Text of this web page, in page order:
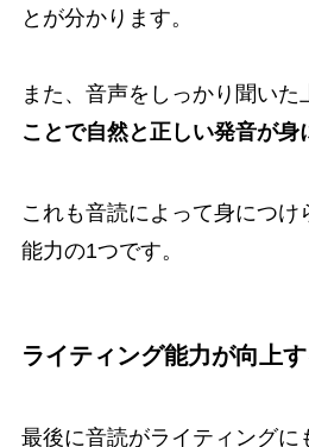
とが分かります。
また、音声をしっかり聞いた
ことで自然と正しい発音が身
これも音読によって身につけ
能力の1つです。
ライティング能力が向上
最後に音読がライティングに